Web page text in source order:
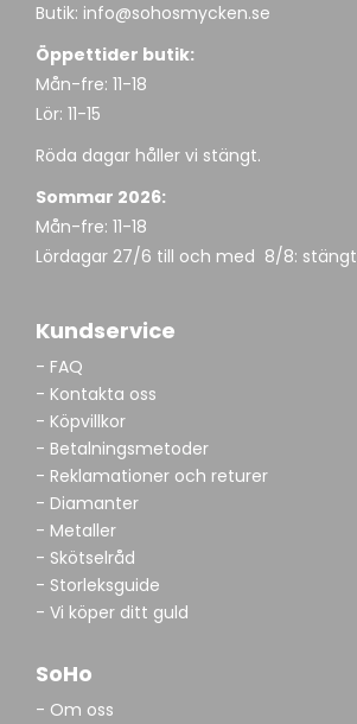
Butik: info@sohosmycken.se
Öppettider butik:
Mån-fre: 11-18
Lör: 11-15
Röda dagar håller vi stängt.
Sommar 2026:
Mån-fre: 11-18
Lördagar 27/6 till och med 8/8: stängt
Kundservice
- FAQ
- Kontakta oss
- Köpvillkor
- Betalningsmetoder
- Reklamationer och returer
- Diamanter
- Metaller
- Skötselråd
- Storleksguide
- Vi köper ditt guld
SoHo
- Om oss